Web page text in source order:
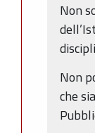
Non
Non
che